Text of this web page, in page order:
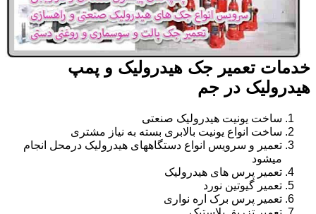
خدمات تعمیر جک هیدرولیک و پمپ
هیدرولیک در جم
ساخت یونیت هیدرولیک صنعتی
ساخت انواع یونیت بالابری بسته به نیاز مشتری
تعمیر و سرویس انواع دستگاههای هیدرولیک درمحل انجام
میشود
تعمیر پرس های هیدرولیک
تعمیر گیوتین نورد
تعمیر پرس برک اره نواری